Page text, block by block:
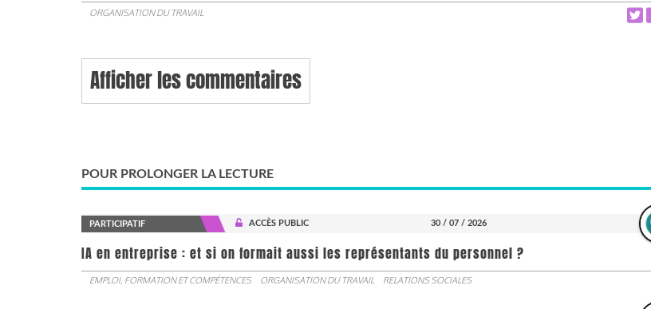
ORGANISATION DU TRAVAIL
Afficher les commentaires
POUR PROLONGER LA LECTURE
PARTICIPATIF ACCÈS PUBLIC 30 / 07 / 2026
IA en entreprise : et si on formait aussi les représentants du personnel ?
EMPLOI, FORMATION ET COMPÉTENCES ORGANISATION DU TRAVAIL RELATIONS SOCIALES